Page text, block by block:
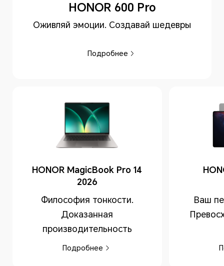
HONOR 600 Pro
Оживляй эмоции. Создавай шедевры
Подробнее
HONOR MagicBook Pro 14
2026
Философия тонкости.
Доказанная
производительность
Подробнее
Ваш